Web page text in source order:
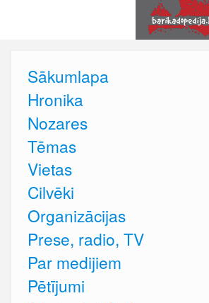
Sākumlapa
Hronika
Nozares
Tēmas
Vietas
Cilvēki
Organizācijas
Prese, radio, TV
Par medijiem
Pētījumi